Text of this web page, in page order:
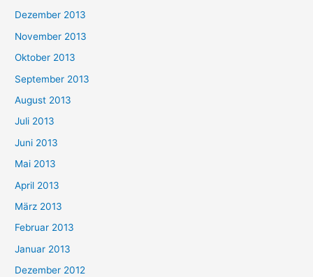
Dezember 2013
November 2013
Oktober 2013
September 2013
August 2013
Juli 2013
Juni 2013
Mai 2013
April 2013
März 2013
Februar 2013
Januar 2013
Dezember 2012